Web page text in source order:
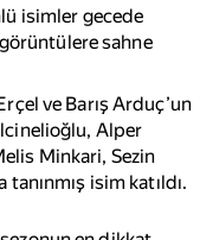
isimler gecede
sahne
ve Barış Arduç’un
Alper
Minkari, Sezin
isim katıldı.